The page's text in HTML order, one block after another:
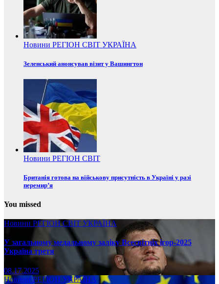
Новини РЕГІОН СВІТ УКРАЇНА
Зеленський анонсував візит у Вашингтон
Новини РЕГІОН СВІТ
Британія готова на військову присутність в Україні у разі
перемир’я
You missed
Новини РЕГІОНСВІТ УКРАЇНА
У загальному медальному заліку Всесвітніх ігор-2025
Україна третя
08.17.2025
НовиниРЕГІОН УКРАЇНА